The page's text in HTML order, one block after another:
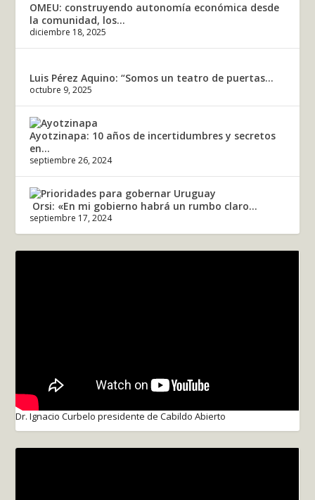
OMEU: construyendo autonomía económica desde
la comunidad, los...
diciembre 18, 2025
Luis Pérez Aquino: “Somos un teatro de puertas...
octubre 9, 2025
Ayotzinapa: 10 años de incertidumbres y secretos
en...
septiembre 26, 2024
Orsi: «En mi gobierno habrá un rumbo claro...
septiembre 17, 2024
Dr. Ignacio Curbelo presidente de Cabildo Abierto